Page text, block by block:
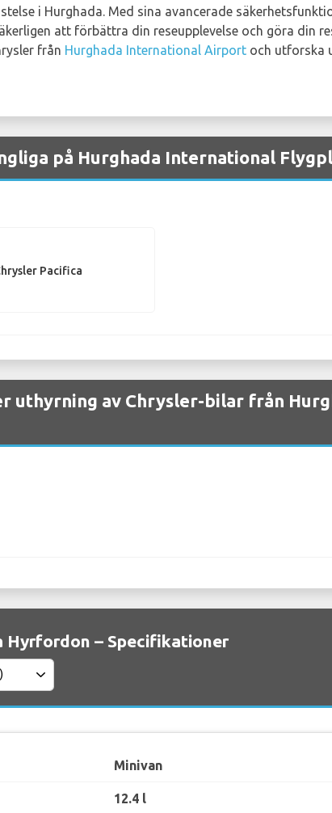
i Hurghada. Med sina avancerade
att förbättra din reseupplevelse och göra din
från Hurghada International Airport och utforska
på Hurghada International
Pacifica
uthyrning av Chrysler-bilar från
Hyrfordon – Specifikationer
Minivan
12.4 l